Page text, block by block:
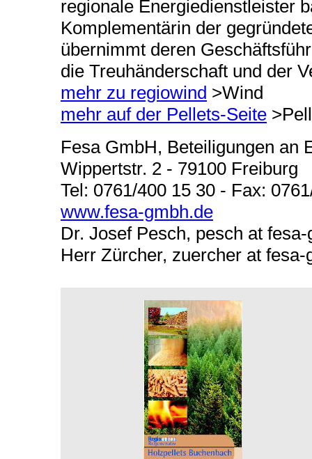
regionale Energiedienstleister
Komplementärin der
übernimmt deren
die Treuhänderschaft und der
mehr zu regiowind >Wind
mehr auf der Pellets-Seite
Fesa GmbH, Beteiligungen an
Wippertstr. 2 - 79100 Freiburg
Tel: 0761/400 15 30 - Fax:
www.fesa-gmbh.de
Dr. Josef Pesch, pesch at
Herr Zürcher, zuercher at fesa-